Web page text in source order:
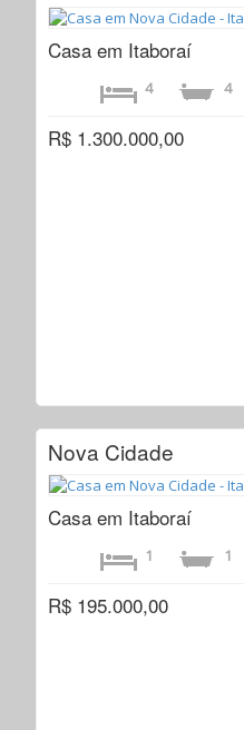
Casa em Itaboraí
4 4
R$ 1.300.000,00
Nova Cidade
Casa em Itaboraí
1 1
R$ 195.000,00